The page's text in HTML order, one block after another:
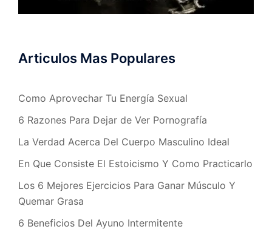
Articulos Mas Populares
Como Aprovechar Tu Energía Sexual
6 Razones Para Dejar de Ver Pornografía
La Verdad Acerca Del Cuerpo Masculino Ideal
En Que Consiste El Estoicismo Y Como Practicarlo
Los 6 Mejores Ejercicios Para Ganar Músculo Y
Quemar Grasa
6 Beneficios Del Ayuno Intermitente